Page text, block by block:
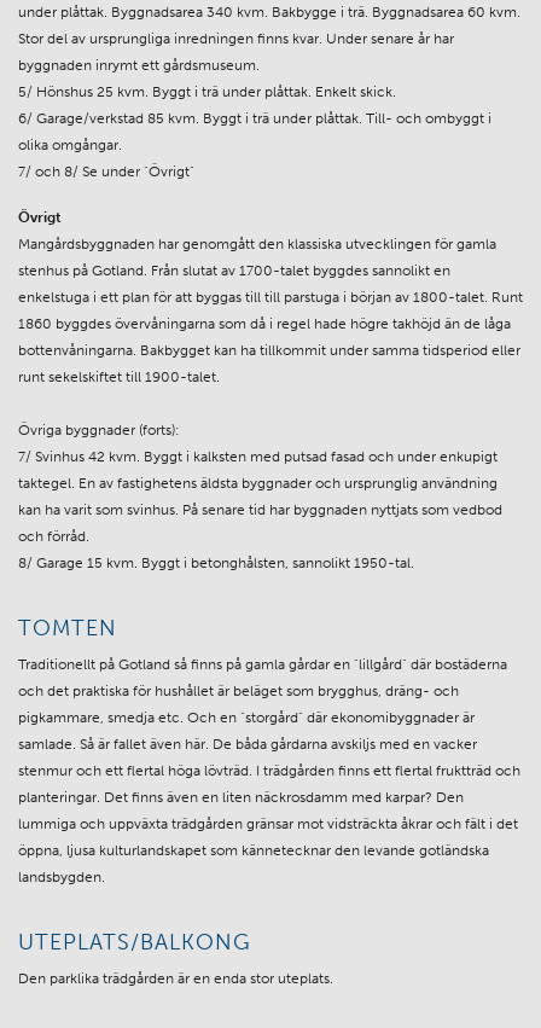
under plåttak. Byggnadsarea 340 kvm. Bakbygge i trä. Byggnadsarea 60 kvm.
Stor del av ursprungliga inredningen finns kvar. Under senare år har
byggnaden inrymt ett gårdsmuseum.
5/ Hönshus 25 kvm. Byggt i trä under plåttak. Enkelt skick.
6/ Garage/verkstad 85 kvm. Byggt i trä under plåttak. Till- och ombyggt i
olika omgångar.
7/ och 8/ Se under "Övrigt"
Övrigt
Mangårdsbyggnaden har genomgått den klassiska utvecklingen för gamla
stenhus på Gotland. Från slutat av 1700-talet byggdes sannolikt en
enkelstuga i ett plan för att byggas till till parstuga i början av 1800-talet. Runt
1860 byggdes övervåningarna som då i regel hade högre takhöjd än de låga
bottenvåningarna. Bakbygget kan ha tillkommit under samma tidsperiod eller
runt sekelskiftet till 1900-talet.
Övriga byggnader (forts):
7/ Svinhus 42 kvm. Byggt i kalksten med putsad fasad och under enkupigt
taktegel. En av fastighetens äldsta byggnader och ursprunglig användning
kan ha varit som svinhus. På senare tid har byggnaden nyttjats som vedbod
och förråd.
8/ Garage 15 kvm. Byggt i betonghålsten, sannolikt 1950-tal.
TOMTEN
Traditionellt på Gotland så finns på gamla gårdar en "lillgård" där bostäderna
och det praktiska för hushållet är beläget som brygghus, dräng- och
pigkammare, smedja etc. Och en "storgård" där ekonomibyggnader är
samlade. Så är fallet även här. De båda gårdarna avskiljs med en vacker
stenmur och ett flertal höga lövträd. I trädgården finns ett flertal fruktträd och
planteringar. Det finns även en liten näckrosdamm med karpar? Den
lummiga och uppväxta trädgården gränsar mot vidsträckta åkrar och fält i det
öppna, ljusa kulturlandskapet som kännetecknar den levande gotländska
landsbygden.
UTEPLATS/BALKONG
Den parklika trädgården är en enda stor uteplats.